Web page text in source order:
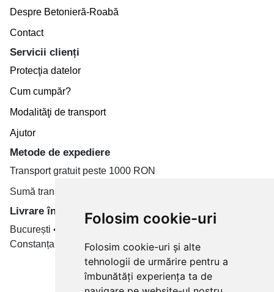
Folosim cookie-uri
Folosim cookie-uri și alte
tehnologii de urmărire pentru a
îmbunătăți experiența ta de
Despre Betonieră-Roabă
Contact
Servicii clienți
Protecţia datelor
Cum cumpăr?
Modalităţi de transport
Ajutor
Metode de expediere
Transport gratuit peste 1000 RON
Sumă transport de la 19.99 RON
Livrare în toate țară
București • Cluj-Napoca • Brașov • Timișoara • Iași •
Constanța • Craiova
Plăți cu card bancar prin